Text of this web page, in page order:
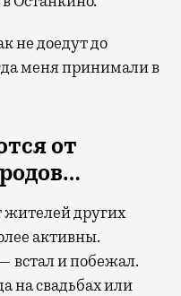
не доедут до
меня принимали в
от
жителей других
активны.
встал и побежал.
на свадьбах или